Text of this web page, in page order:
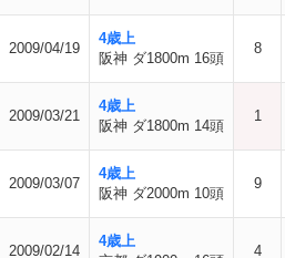
2009/04/19
4歳上
阪神 ダ1800m 16頭
8
2009/03/21
4歳上
阪神 ダ1800m 14頭
1
2009/03/07
4歳上
阪神 ダ2000m 10頭
9
2009/02/14
4歳上
4